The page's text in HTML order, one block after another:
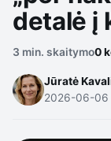
detalė į
3 min. skaitymo0
Jūratė
2026-06-06